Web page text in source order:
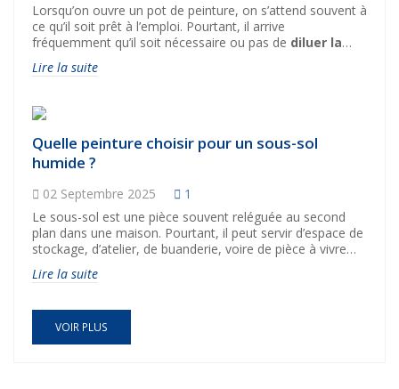
Lorsqu’on ouvre un pot de peinture, on s’attend souvent à
ce qu’il soit prêt à l’emploi. Pourtant, il arrive
fréquemment qu’il soit nécessaire ou pas de diluer la
peinture
séchage optimal ou encore une finition plus régulière. La
support, outil d’application et objectif final (première
couche, finition, sous-couche, etc.).
Dans cet article, nous allons voircomment diluer de la
peinture, avec quoi la diluer, dans quelles proportions et
dans quels cas il vaut mieux éviter cette étape.
Lire la suite
Quelle peinture choisir pour un sous-sol
humide ?
02 Septembre 2025
1
Le sous-sol est une pièce souvent reléguée au second
plan dans une maison. Pourtant, il peut servir d’espace de
stockage, d’atelier, de buanderie, voire de pièce à vivre
lorsqu’il est bien aménagé. Mais un problème revient sans
cesse : l’humidité. Infiltrations, condensation,
conditions difficiles. Face à cela, le choix d’une
sous-soladaptée devient essentiel. Contrairement aux
idées reçues, il ne suffit pas de passer une couche de
Lire la suite
VOIR PLUS